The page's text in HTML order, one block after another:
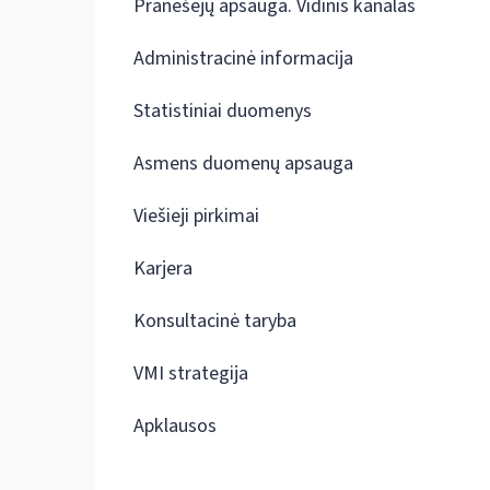
Pranešėjų apsauga. Vidinis kanalas
Administracinė informacija
Statistiniai duomenys
Asmens duomenų apsauga
Viešieji pirkimai
Karjera
Konsultacinė taryba
VMI strategija
Apklausos